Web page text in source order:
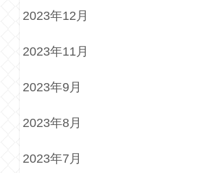
2023年12月
2023年11月
2023年9月
2023年8月
2023年7月